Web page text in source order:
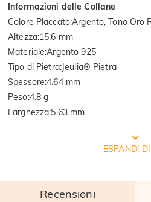
Informazioni delle Collane
Colore Placcato:Argento, Tono Oro
Altezza:15.6 mm
Materiale:Argento 925
Tipo di Pietra:Jeulia® Pietra
Spessore:4.64 mm
Peso:4.8 g
Larghezza:5.63 mm
CONFEZIONEESPANDI
Recensioni